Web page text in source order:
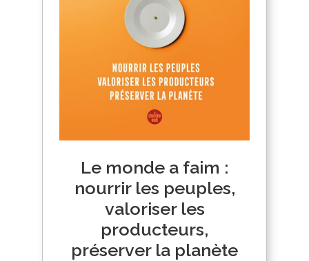
Le monde a faim :
nourrir les peuples,
valoriser les
producteurs,
préserver la planète